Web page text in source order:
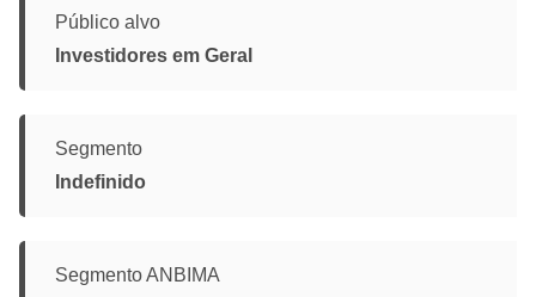
Público alvo
Investidores em Geral
Segmento
Indefinido
Segmento ANBIMA